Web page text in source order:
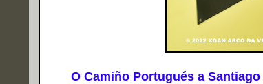
O Camiño Portugués a Santiago